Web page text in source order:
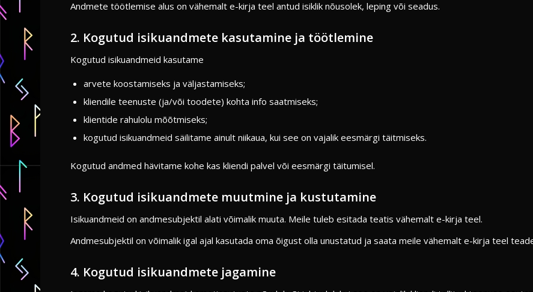
Andmete töötlemise alus on vähemalt e-kirja teel antud isiklik nõusolek, leping või seadus.
2. Kogutud isikuandmete kasutamine ja töötlemine
Kogutud isikuandmeid kasutame
arvete koostamiseks ja väljastamiseks;
kliendile teenuste (ja/või toodete) kohta info saatmiseks;
klientide rahulolu mõõtmiseks;
kogutud isikuandmeid säilitame ainult niikaua, kui see on vajalik eesmärgi täitmiseks.
Kogutud andmed hävitame kohe kas kliendi palvel või eesmärgi täitumisel.
3. Kogutud isikuandmete muutmine ja kustutamine
Isikuandmeid on andmesubjektil alati võimalik muuta. Meile tuleb esitada teatis vähemalt e-kirja teel.
Andmesubjektil on võimalik igal ajal kasutada oma õigust olla unustatud ja saata meile vähemalt e-kirja teel
4. Kogutud isikuandmete jagamine